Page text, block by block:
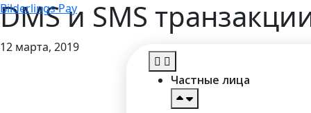
Bilderlings Pay
Частные лица
DMS и SMS
12 марта, 2019